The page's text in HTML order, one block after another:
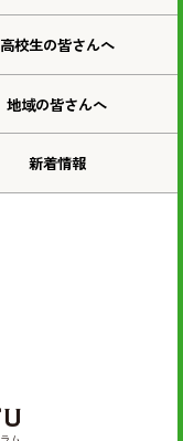
高校生の皆さんへ
地域の皆さんへ
新着情報